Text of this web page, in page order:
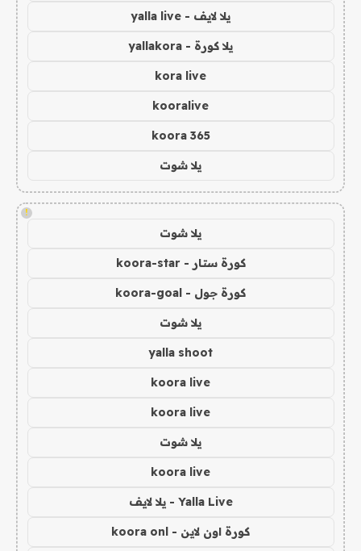
يلا لايف - yalla live
يلا كورة - yallakora
kora live
kooralive
koora 365
يلا شوت
!
يلا شوت
كورة ستار - koora-star
كورة جول - koora-goal
يلا شوت
yalla shoot
koora live
koora live
يلا شوت
koora live
Yalla Live - يلا لايف
كورة اون لاين - koora onl